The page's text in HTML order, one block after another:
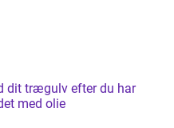
dit trægulv efter du har
med olie